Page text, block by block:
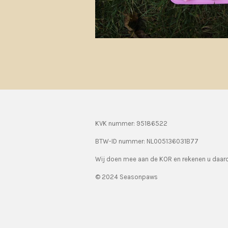
KVK nummer: 95186522
BTW-ID nummer: NL005136031B77
Wij doen mee aan de KOR en rekenen u
© 2024 Seasonpaws